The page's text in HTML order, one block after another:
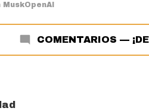
MuskOpenAI
COMENTARIOS —